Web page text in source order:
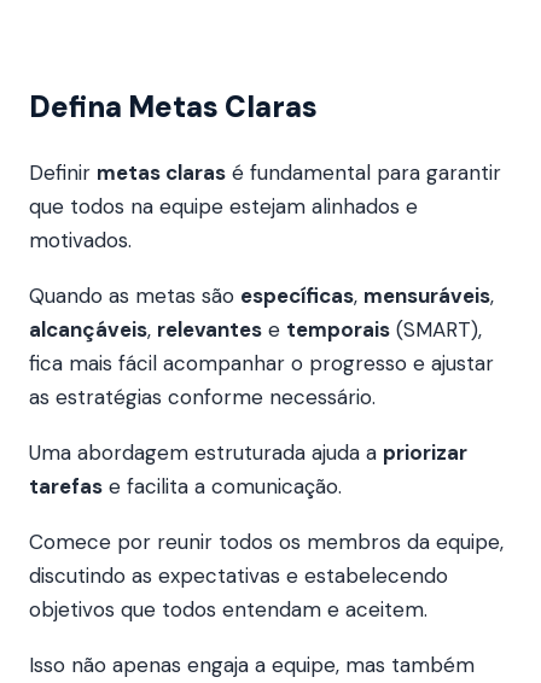
Defina Metas Claras
Definir metas claras é fundamental para garantir
que todos na equipe estejam alinhados e
motivados.
Quando as metas são específicas, mensuráveis,
alcançáveis, relevantes e temporais (SMART),
fica mais fácil acompanhar o progresso e ajustar
as estratégias conforme necessário.
Uma abordagem estruturada ajuda a priorizar
tarefas e facilita a comunicação.
Comece por reunir todos os membros da equipe,
discutindo as expectativas e estabelecendo
objetivos que todos entendam e aceitem.
Isso não apenas engaja a equipe, mas também